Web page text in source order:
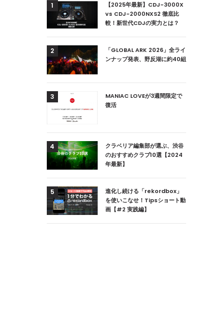
【2024
1
【2025年最新】CDJ-3000X
vs CDJ-2000NXS2 徹底比
較！新世代CDJの実力とは？
2
「GLOBAL ARK 2026」全ライ
ンナップ発表、野反湖に約40組
3
MANIAC LOVEが3週間限定で
復活
4
クラベリア編集部が選ぶ、渋谷
のおすすめクラブ10選【2024
年最新】
5
進化し続ける「rekordbox」
を使いこなせ！Tipsショート動
画【#2 実践編】